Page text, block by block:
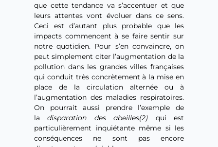
que cette tendance va s’accentuer et que
leurs attentes vont évoluer dans ce sens.
Ceci est d’autant plus probable que les
impacts commencent à se faire sentir sur
notre quotidien. Pour s’en convaincre, on
peut simplement citer l’augmentation de la
pollution dans les grandes villes françaises
qui conduit très concrètement à la mise en
place de la circulation alternée ou à
l’augmentation des maladies respiratoires.
On pourrait aussi prendre l’exemple de
ladisparation des abeilles(2) qui est
particulièrement inquiétante même si les
conséquences ne sont pas encore